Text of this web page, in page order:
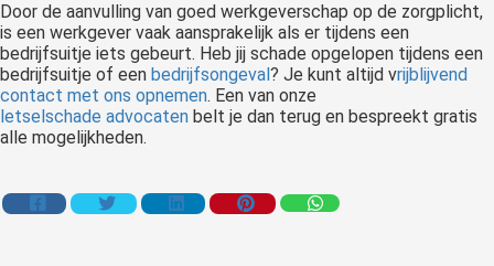
Door de aanvulling van goed werkgeverschap op de zorgplicht,
is een werkgever vaak aansprakelijk als er tijdens een
bedrijfsuitje iets gebeurt. Heb jij schade opgelopen tijdens een
bedrijfsuitje of een bedrijfsongeval ? Je kunt altijd vrijblijvend
contact met ons opnemen. Een van onze
letselschade advocaten belt je dan terug en bespreekt gratis
alle mogelijkheden.